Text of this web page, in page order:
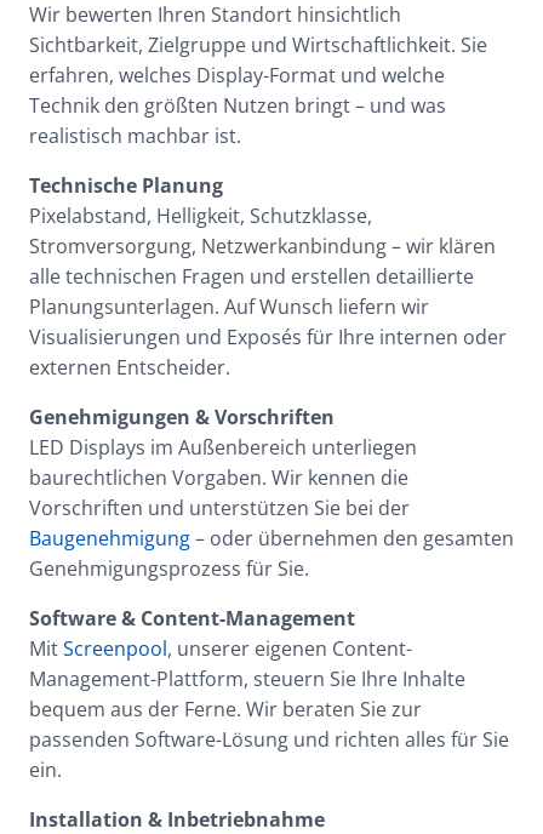
Wir bewerten Ihren Standort hinsichtlich
Sichtbarkeit, Zielgruppe und Wirtschaftlichkeit. Sie
erfahren, welches Display-Format und welche
Technik den größten Nutzen bringt – und was
realistisch machbar ist.
Technische Planung
Pixelabstand, Helligkeit, Schutzklasse,
Stromversorgung, Netzwerkanbindung – wir klären
alle technischen Fragen und erstellen detaillierte
Planungsunterlagen. Auf Wunsch liefern wir
Visualisierungen und Exposés für Ihre internen oder
externen Entscheider.
Genehmigungen & Vorschriften
LED Displays im Außenbereich unterliegen
baurechtlichen Vorgaben. Wir kennen die
Vorschriften und unterstützen Sie bei der
Baugenehmigung– oder übernehmen den gesamten
Genehmigungsprozess für Sie.
Software & Content-Management
MitScreenpool, unserer eigenen Content-
Management-Plattform, steuern Sie Ihre Inhalte
bequem aus der Ferne. Wir beraten Sie zur
passenden Software-Lösung und richten alles für Sie
ein.
Installation & Inbetriebnahme